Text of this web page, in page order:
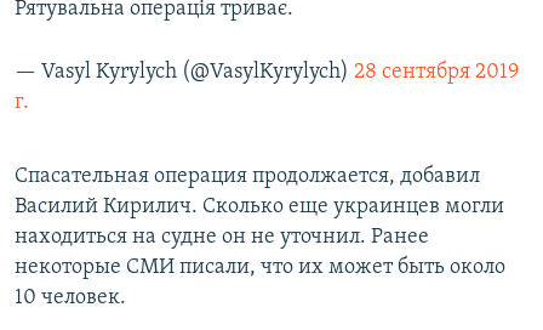
Рятувальна операція триває.
— Vasyl Kyrylych (@VasylKyrylych) 28 сентября 2019
г.
Спасательная операция продолжается, добавил
Василий Кирилич. Сколько еще украинцев могли
находиться на судне он не уточнил. Ранее
некоторые СМИ писали, что их может быть около
10 человек.